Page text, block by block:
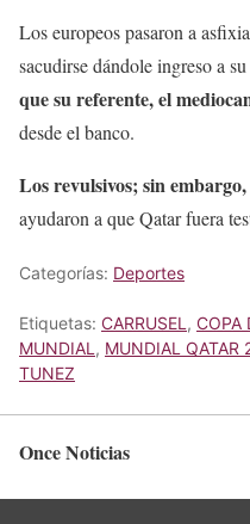
Los europeos pasaron a
sacudirse dándole ingreso a
que su referente, el
desde el banco.
Los revulsivos; sin
ayudaron a que Qatar fuera
Categorías: Deportes
Etiquetas: CARRUSEL , COPA
MUNDIAL , MUNDIAL QATAR
TUNEZ
Once Noticias